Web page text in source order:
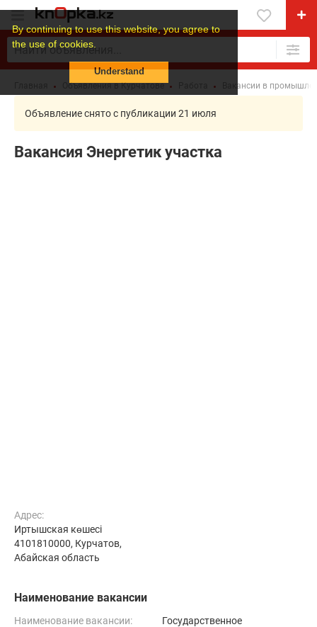
By continuing to use this website, you agree to
the use of cookies.
Understand
Объявления в Курчатове Вакансии в
Объявление снято с публикации 21 июля
Вакансия Энергетик участка
Адрес:
Иртышская көшесі
4101810000, Курчатов,
Абайская область
Наименование вакансии
Наименование вакансии:
Государственное